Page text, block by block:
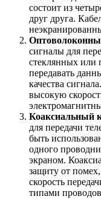
состоит из
друг друга.
сигналы для
стеклянных или
передавать
качества
высокую
Коаксиальный
для передачи
быть
одного
экраном.
защиту от
скорость
типами